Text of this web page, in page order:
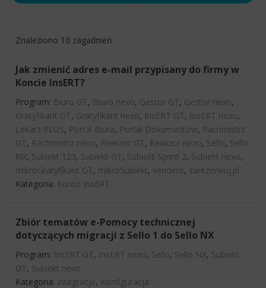
Znaleziono 10 zagadnień.
Jak zmienić adres e-mail przypisany do firmy w
Koncie InsERT?
Program: Biuro GT, Biuro nexo, Gestor GT, Gestor nexo,
Gratyfikant GT, Gratyfikant nexo, InsERT GT, InsERT nexo,
Lekarz PLUS, Portal Biura, Portal Dokumentów, Rachmistrz
GT, Rachmistrz nexo, Rewizor GT, Rewizor nexo, Sello, Sello
NX, Subiekt 123, Subiekt GT, Subiekt Sprint 2, Subiekt nexo,
mikroGratyfikant GT, mikroSubiekt, vendero, zarezerwuj.pl
Kategoria: Konto InsERT
Zbiór tematów e-Pomocy technicznej
dotyczących migracji z Sello 1 do Sello NX
Program: InsERT GT, InsERT nexo, Sello, Sello NX, Subiekt
GT, Subiekt nexo
Kategoria: Integracje, Konfiguracja